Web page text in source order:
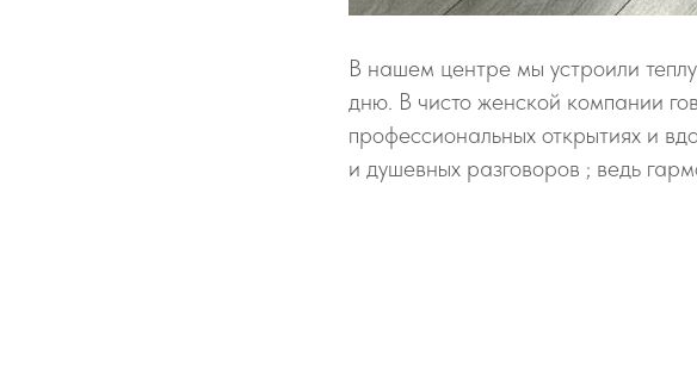
В нашем центре мы устроили
дню. В чисто женской компании
профессиональных открытиях и
и душевных разговоров ; ведь